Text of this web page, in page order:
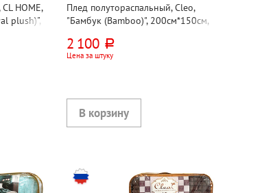
HOME,
plush)",
Плед полутораспальный, Cleo,
"Бамбук (Bamboo)", 200см*150см,
2 100 руб.
Цена за штуку